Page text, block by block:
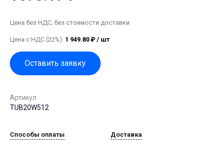
Цена без НДС, без стоимости доставки
Цена с НДС (22%) 1 949.80 ₽ / шт
Оставить заявку
Артикул
TUB20W512
Способы оплаты Доставка